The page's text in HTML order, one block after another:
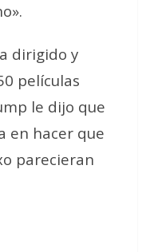
dirigido y
películas
le dijo que
en hacer que
parecieran